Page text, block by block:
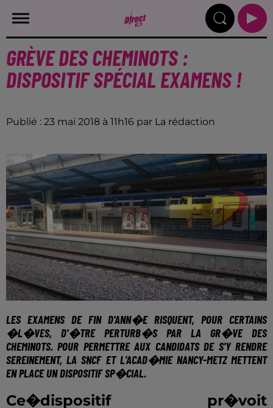
GRÈVE DES CHEMINOTS :
DISPOSITIF SPÉCIAL EXAMENS !
Publié : 23 mai 2018 à 11h16 par La rédaction
LES EXAMENS DE FIN D'ANN�E RISQUENT, POUR CERTAINS
�L�VES, D'�TRE PERTURB�S PAR LA GR�VE DES
CHEMINOTS. POUR PERMETTRE AUX CANDIDATS DE S'Y RENDRE
SEREINEMENT, LA SNCF ET L'ACAD�MIE NANCY-METZ METTENT
EN PLACE UN DISPOSITIF SP�CIAL.
Ce�dispositif pr�voit